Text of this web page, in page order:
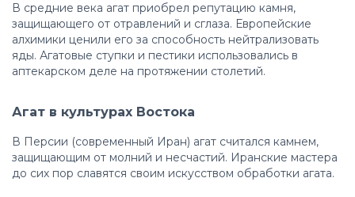
В средние века агат приобрел репутацию камня,
защищающего от отравлений и сглаза. Европейские
алхимики ценили его за способность нейтрализовать
яды. Агатовые ступки и пестики использовались в
аптекарском деле на протяжении столетий.
Агат в культурах Востока
В Персии (современный Иран) агат считался камнем,
защищающим от молний и несчастий. Иранские мастера
до сих пор славятся своим искусством обработки агата.